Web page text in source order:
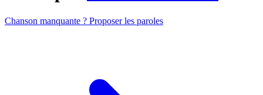
Chanson manquante ? Proposer les paroles